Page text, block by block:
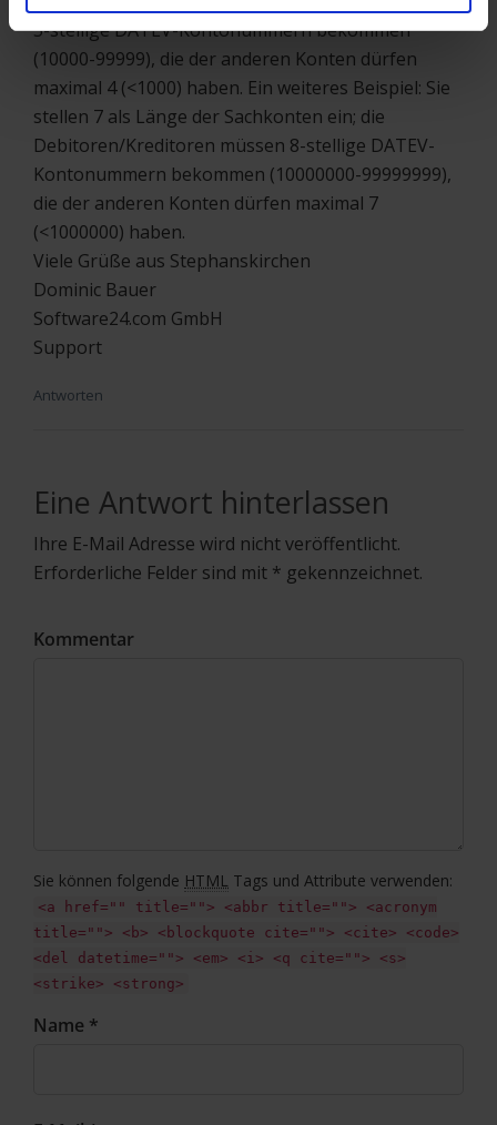
5-stellige DATEV-Kontonummern bekommen
(10000-99999), die der anderen Konten dürfen
maximal 4 (<1000) haben. Ein weiteres Beispiel: Sie
stellen 7 als Länge der Sachkonten ein; die
Debitoren/Kreditoren müssen 8-stellige DATEV-
Kontonummern bekommen (10000000-99999999),
die der anderen Konten dürfen maximal 7
(<1000000) haben.
Viele Grüße aus Stephanskirchen
Dominic Bauer
Software24.com GmbH
Support
Antworten
Eine Antwort hinterlassen
Ihre E-Mail Adresse wird nicht veröffentlicht.
Erforderliche Felder sind mit * gekennzeichnet.
Kommentar
Sie können folgende HTML Tags und Attribute verwenden:
<a href="" title=""> <abbr title=""> <acronym
title=""> <b> <blockquote cite=""> <cite> <code>
<del datetime=""> <em> <i> <q cite=""> <s>
<strike> <strong>
Name *